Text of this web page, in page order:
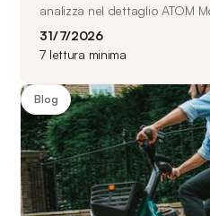
analizza nel dettaglio ATOM
funzionamento della
prezzo, 🔌 la flessibilità
🚀 le tipologie di operatori
31/7/2026
7 lettura minima
Blog